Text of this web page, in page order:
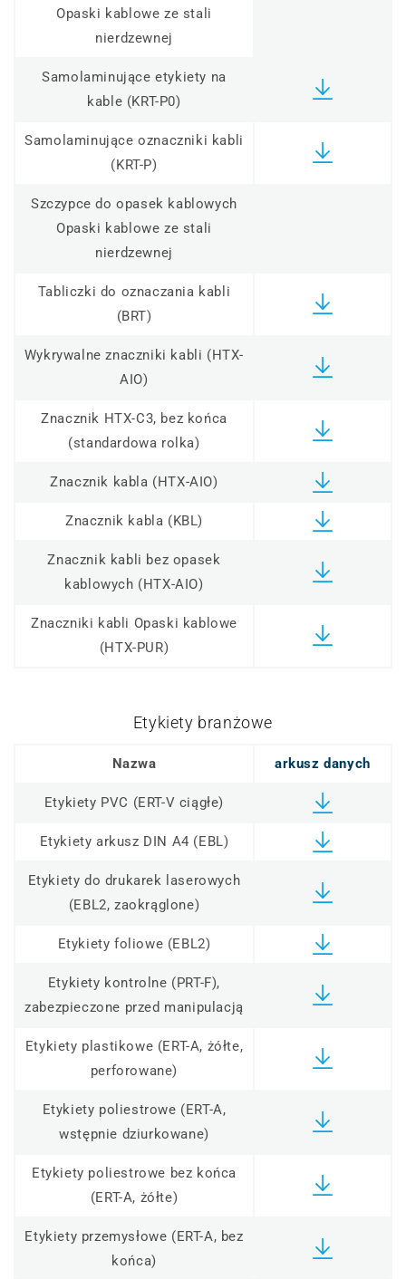
Opaski kablowe ze stali
nierdzewnej
Samolaminujące etykiety na
kable (KRT-P0)
Samolaminujące oznaczniki kabli
(KRT-P)
Szczypce do opasek kablowych
Opaski kablowe ze stali
nierdzewnej
Tabliczki do oznaczania kabli
(BRT)
Wykrywalne znaczniki kabli (HTX-
AIO)
Znacznik HTX-C3, bez końca
(standardowa rolka)
Znacznik kabla (HTX-AIO)
Znacznik kabla (KBL)
Znacznik kabli bez opasek
kablowych (HTX-AIO)
Znaczniki kabli Opaski kablowe
(HTX-PUR)
Etykiety branżowe
Nazwa arkusz danych
Etykiety PVC (ERT-V ciągłe)
Etykiety arkusz DIN A4 (EBL)
Etykiety do drukarek laserowych
(EBL2, zaokrąglone)
Etykiety foliowe (EBL2)
Etykiety kontrolne (PRT-F),
zabezpieczone przed manipulacją
Etykiety plastikowe (ERT-A, żółte,
perforowane)
Etykiety poliestrowe (ERT-A,
wstępnie dziurkowane)
Etykiety poliestrowe bez końca
(ERT-A, żółte)
Etykiety przemysłowe (ERT-A, bez
końca)